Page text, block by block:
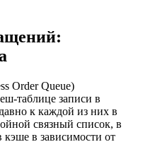
Order Queue)
таблице записи в
к каждой из них в
связный список, в
кэше в зависимости от